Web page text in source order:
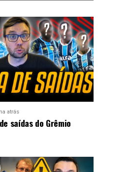
atrás
saídas do Grêmio